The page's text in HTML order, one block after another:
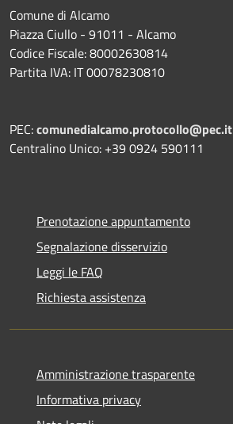
Comune di Alcamo
Piazza Ciullo - 91011 - Alcamo
Codice Fiscale: 80002630814
Partita IVA: IT 00078230810
PEC:comunedialcamo.protocollo@pec.it
Centralino Unico: +39 0924 590111
Prenotazione appuntamento
Segnalazione disservizio
Leggi le FAQ
Richiesta assistenza
Amministrazione trasparente
Informativa privacy